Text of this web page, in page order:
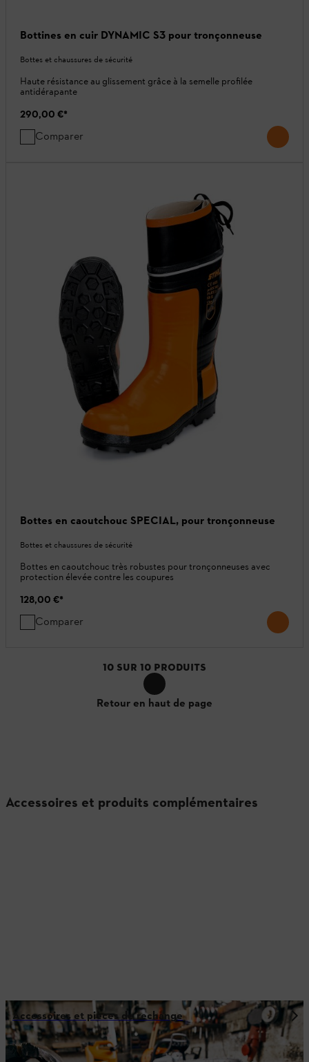
Bottines en cuir DYNAMIC S3 pour tronçonneuse
Bottes et chaussures de sécurité
Haute résistance au glissement grâce à la semelle profilée
antidérapante
290,00 €*
Comparer
Bottes en caoutchouc SPECIAL, pour tronçonneuse
Bottes et chaussures de sécurité
Bottes en caoutchouc très robustes pour tronçonneuses avec
protection élevée contre les coupures
128,00 €*
Comparer
10 SUR 10 PRODUITS
Retour en haut de page
Accessoires et produits complémentaires
Accessoires et pièces de rechange